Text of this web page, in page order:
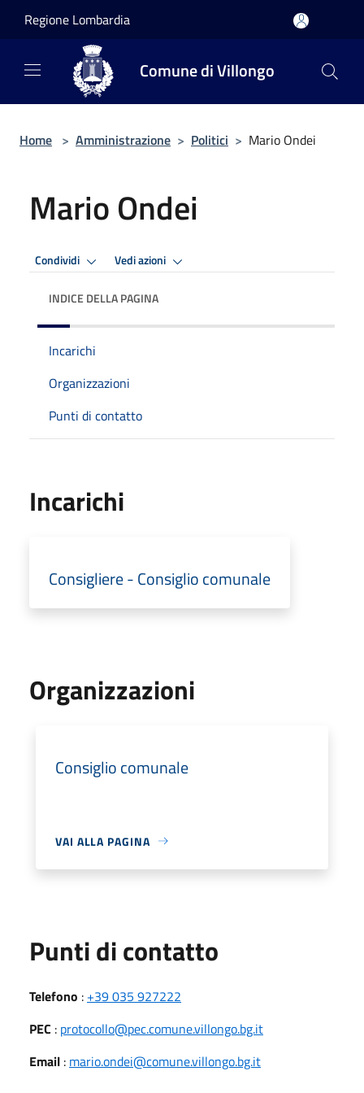
Regione Lombardia
Comune di Villongo
Home > Amministrazione > Politici > Mario Ondei
Mario Ondei
Condividi Vedi azioni
INDICE DELLA PAGINA
Incarichi
Organizzazioni
Punti di contatto
Incarichi
Consigliere - Consiglio comunale
Organizzazioni
Consiglio comunale
VAI ALLA PAGINA
Punti di contatto
Telefono : +39 035 927222
PEC : protocollo@pec.comune.villongo.bg.it
Email : mario.ondei@comune.villongo.bg.it